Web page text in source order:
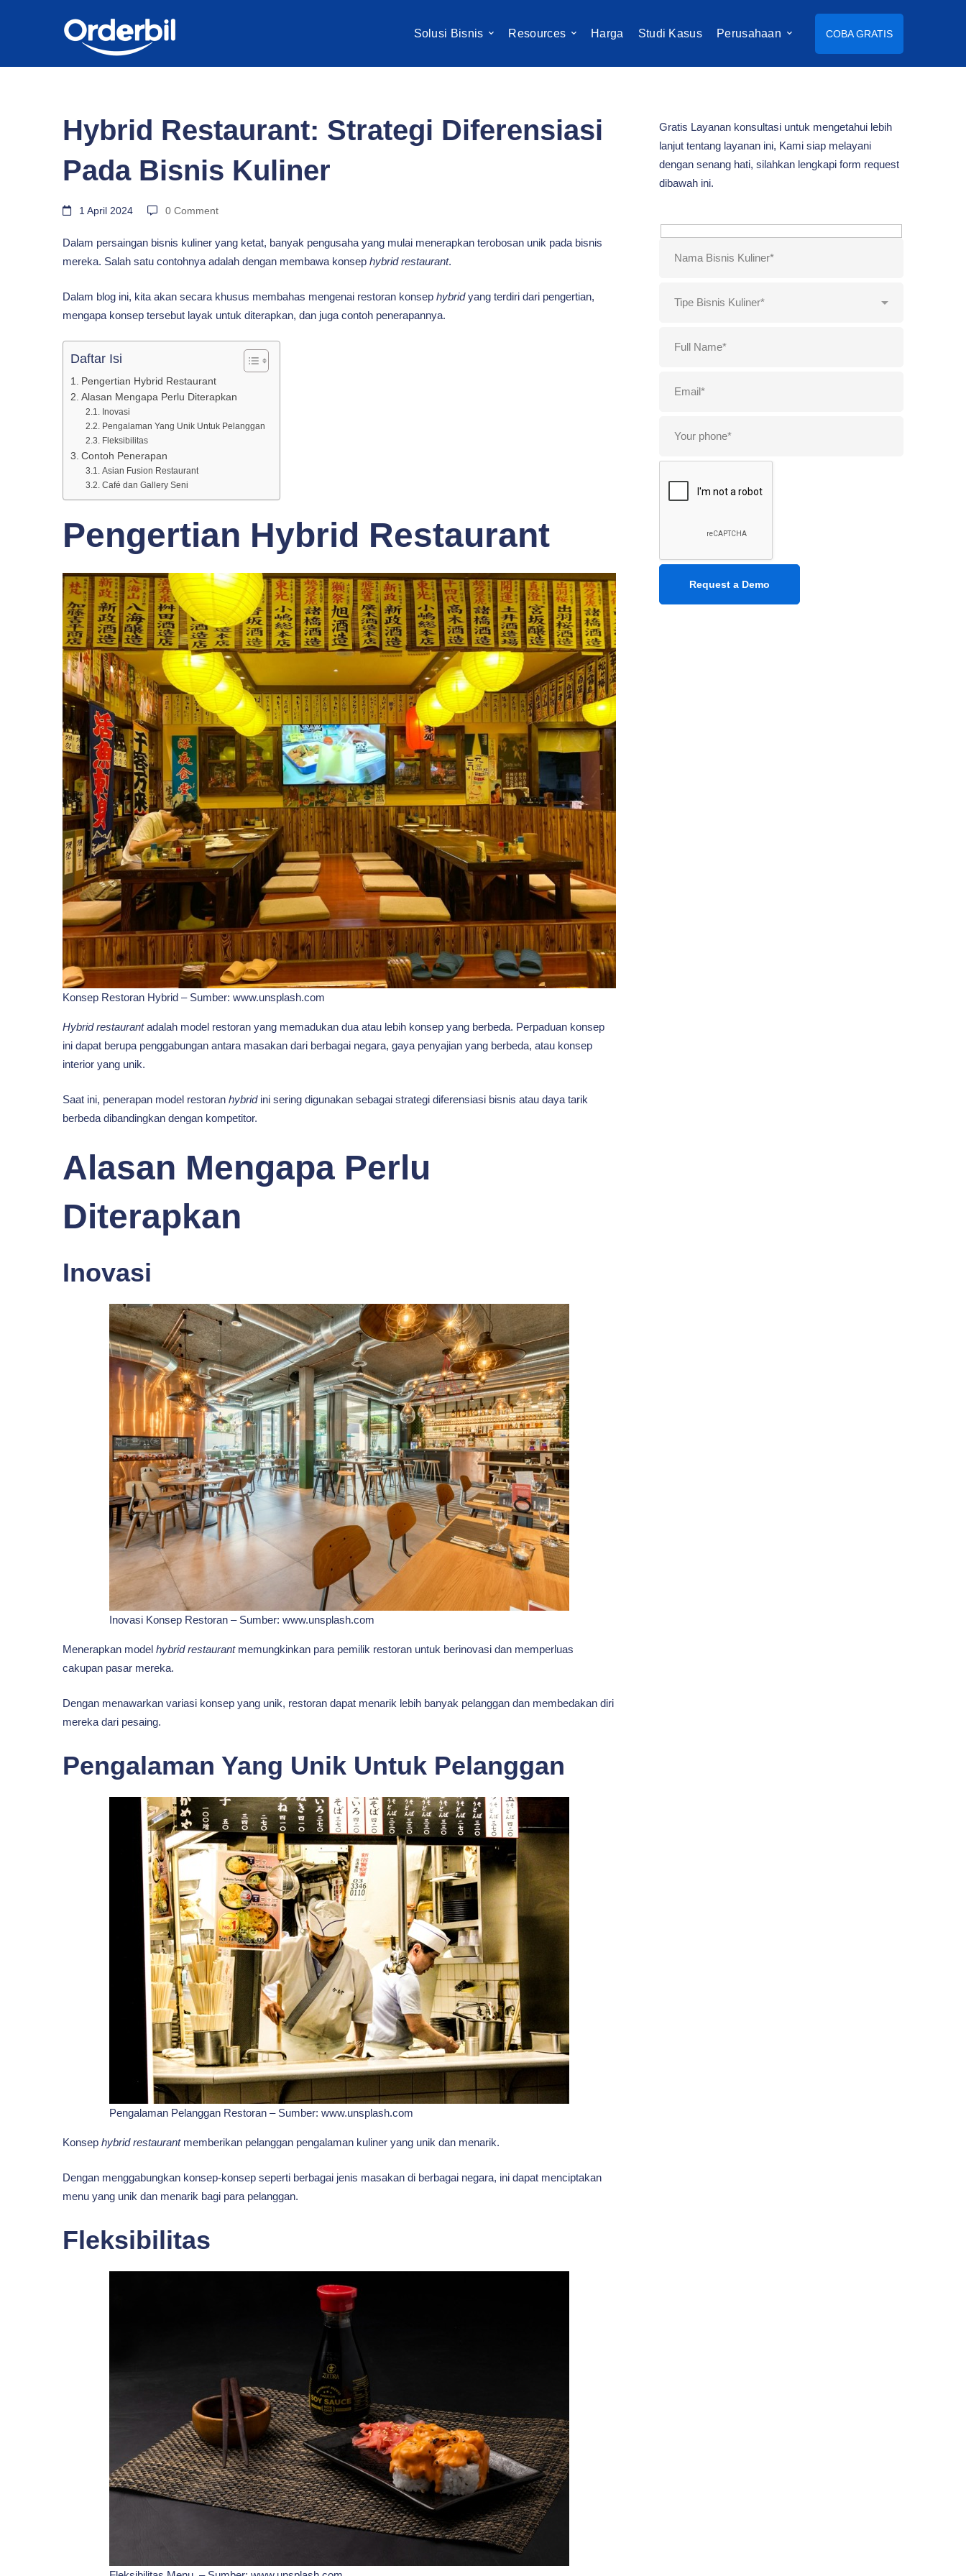
Solusi Bisnis Resources Harga Studi Kasus Perusahaan COBA GRATIS
Hybrid
Restaurant:
Strategi
Diferensiasi
Pada
Bisnis
Kuliner
Hybrid Restaurant: Strategi Diferensiasi
Pada Bisnis Kuliner
1 April 2024 0 Comment
Dalam persaingan bisnis kuliner yang ketat, banyak pengusaha yang mulai menerapkan terobosan unik pada bisnis
mereka. Salah satu contohnya adalah dengan membawa konsep hybrid restaurant.
Dalam blog ini, kita akan secara khusus membahas mengenai restoran konsep hybridyang terdiri dari pengertian,
mengapa konsep tersebut layak untuk diterapkan, dan juga contoh penerapannya.
Daftar Isi
Pengertian Hybrid Restaurant
Alasan Mengapa Perlu Diterapkan
Inovasi
Pengalaman Yang Unik Untuk Pelanggan
Fleksibilitas
Contoh Penerapan
Asian Fusion Restaurant
Café dan Gallery Seni
Pengertian Hybrid Restaurant
Konsep Restoran Hybrid – Sumber: www.unsplash.com
Hybrid restaurantadalah model restoran yang memadukan dua atau lebih konsep yang berbeda. Perpaduan konsep
ini dapat berupa penggabungan antara masakan dari berbagai negara, gaya penyajian yang berbeda, atau konsep
interior yang unik.
Saat ini, penerapan model restoran hybridini sering digunakan sebagai strategi diferensiasi bisnis atau daya tarik
berbeda dibandingkan dengan kompetitor.
Alasan Mengapa Perlu
Diterapkan
Inovasi
Inovasi Konsep Restoran – Sumber: www.unsplash.com
Menerapkan model hybrid restaurantmemungkinkan para pemilik restoran untuk berinovasi dan memperluas
cakupan pasar mereka.
Dengan menawarkan variasi konsep yang unik, restoran dapat menarik lebih banyak pelanggan dan membedakan diri
mereka dari pesaing.
Pengalaman Yang Unik Untuk Pelanggan
Pengalaman Pelanggan Restoran – Sumber: www.unsplash.com
Konsep hybrid restaurantmemberikan pelanggan pengalaman kuliner yang unik dan menarik.
Dengan menggabungkan konsep-konsep seperti berbagai jenis masakan di berbagai negara, ini dapat menciptakan
menu yang unik dan menarik bagi para pelanggan.
Fleksibilitas
Gratis Layanan konsultasi untuk mengetahui lebih
lanjut tentang layanan ini, Kami siap melayani
dengan senang hati, silahkan lengkapi form request
dibawah ini.